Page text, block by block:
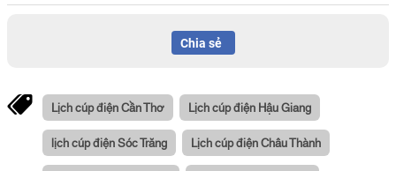
Chia sẻ
Lịch cúp điện Cần Thơ Lịch cúp điện Hậu Giang
lịch cúp điện Sóc Trăng Lịch cúp điện Châu Thành